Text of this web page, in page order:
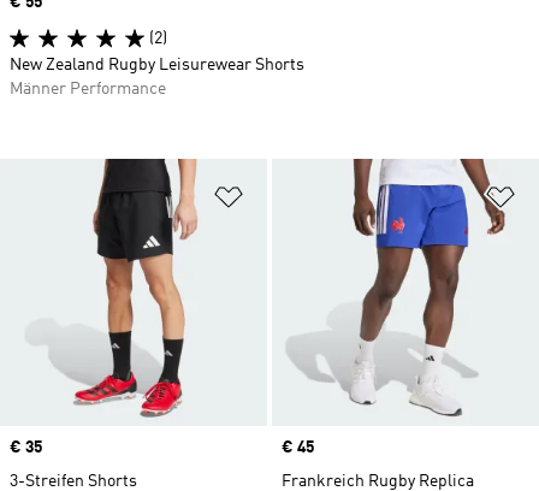
Zur Wunschliste hinzufügen
Price
€ 35
3-Streifen Shorts
Price
€ 45
Frankreich Rugby Replica
(2)
New Zealand Rugby Leisurewear Shorts
Männer Performance